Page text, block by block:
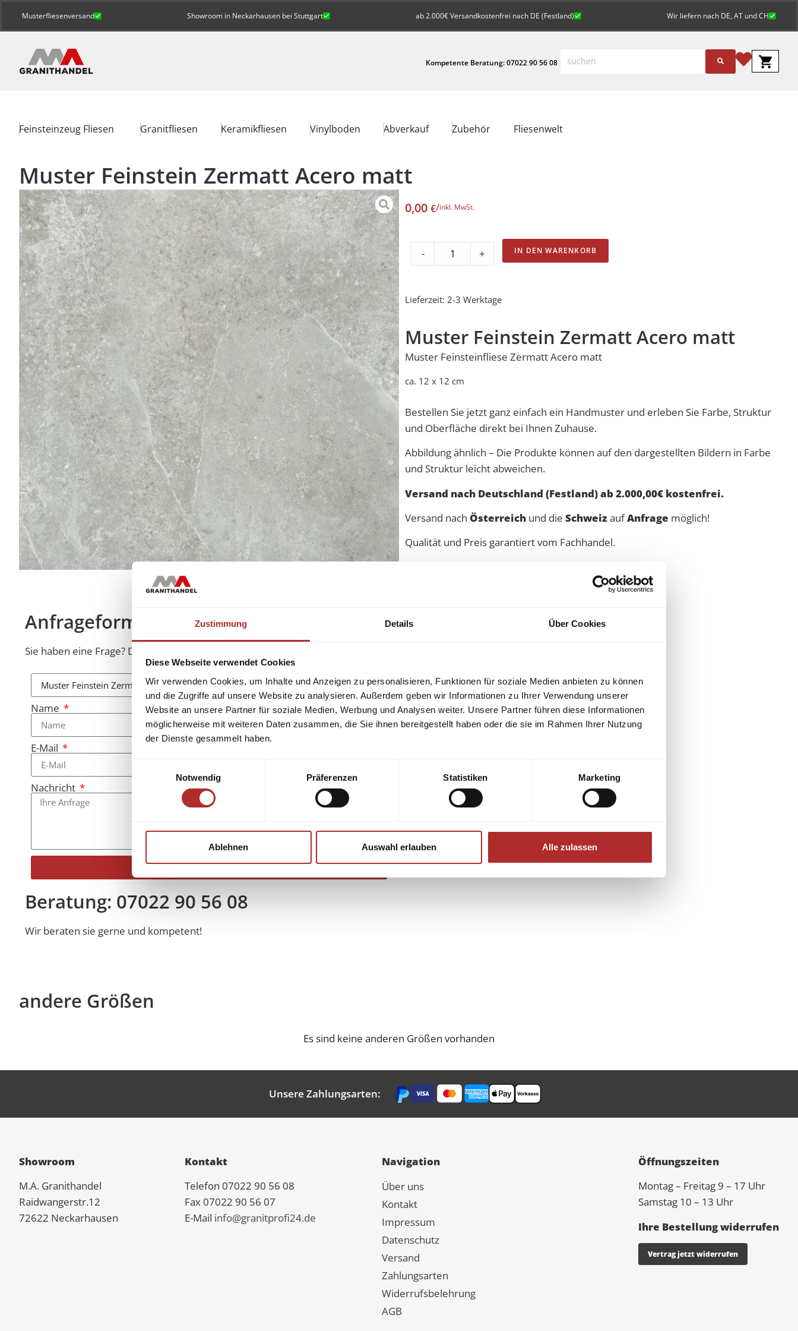
Zustimmung Details Über Cookies
Diese Webseite verwendet Cookies
Wir verwenden Cookies, um Inhalte und Anzeigen zu personalisieren, Funktionen für soziale Medien anbieten zu können
und die Zugriffe auf unsere Website zu analysieren. Außerdem geben wir Informationen zu Ihrer Verwendung unserer
Website an unsere Partner für soziale Medien, Werbung und Analysen weiter. Unsere Partner führen diese Informationen
möglicherweise mit weiteren Daten zusammen, die Sie ihnen bereitgestellt haben oder die sie im Rahmen Ihrer Nutzung
der Dienste gesammelt haben.
Notwendig
Präferenzen Statistiken Marketing
Ablehnen Auswahl erlauben Alle zulassen
Musterfliesenversand Showroom in Neckarhausen bei Stuttgart ab 2.000€ Versandkostenfrei nach DE (Festland) Wir liefern nach DE, AT und CH
Kompetente Beratung: 07022 90 56 08
Feinsteinzeug Fliesen Granitfliesen Keramikfliesen Vinylboden Abverkauf Zubehör Fliesenwelt
Muster Feinstein Zermatt Acero matt
Anfrageformular
Sie haben eine Frage? Diese beantworten wir Ihnen gerne.
Name
E-Mail
Nachricht
Beratung: 07022 90 56 08
Wir beraten sie gerne und kompetent!
0,00 €/inkl. MwSt.
- + IN DEN WARENKORB
Lieferzeit: 2-3 Werktage
Muster Feinstein Zermatt Acero matt
Muster Feinsteinfliese Zermatt Acero matt
ca. 12 x 12 cm
Bestellen Sie jetzt ganz einfach ein Handmuster und erleben Sie Farbe, Struktur
und Oberfläche direkt bei Ihnen Zuhause.
Abbildung ähnlich – Die Produkte können auf den dargestellten Bildern in Farbe
und Struktur leicht abweichen.
Versand nach Deutschland (Festland) ab 2.000,00€ kostenfrei.
Versand nach Österreich und die SchweizaufAnfrage möglich!
Qualität und Preis garantiert vom Fachhandel.
andere Größen
Es sind keine anderen Größen vorhanden
Unsere Zahlungsarten:
Showroom
M.A. Granithandel
Raidwangerstr.12
72622 Neckarhausen
Kontakt
Telefon 07022 90 56 08
Fax 07022 90 56 07
E-Mail info@granitprofi24.de
Navigation
Über uns
Kontakt
Impressum
Datenschutz
Versand
Zahlungsarten
Widerrufsbelehrung
AGB
Öffnungszeiten
Montag – Freitag 9 – 17 Uhr
Samstag 10 – 13 Uhr
Ihre Bestellung widerrufen
Vertrag jetzt widerrufen